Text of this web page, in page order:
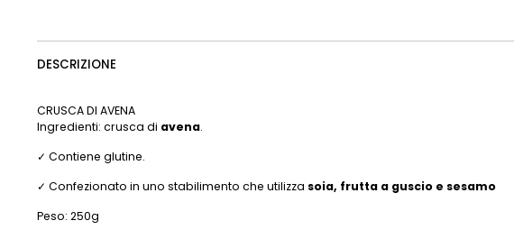
DESCRIZIONE
CRUSCA DI AVENA
Ingredienti: crusca di avena.
✓ Contiene glutine.
✓ Confezionato in uno stabilimento che utilizzasoia, frutta a guscio e sesamo
Peso: 250g